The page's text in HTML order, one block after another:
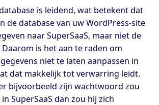
is leidend, wat betekent dat
de database van uw WordPress-site
naar SuperSaaS, maar niet de
is het aan te raden om
niet te laten aanpassen in
dat makkelijk tot verwarring leidt.
bijvoorbeeld zijn wachtwoord zou
SuperSaaS dan zou hij zich